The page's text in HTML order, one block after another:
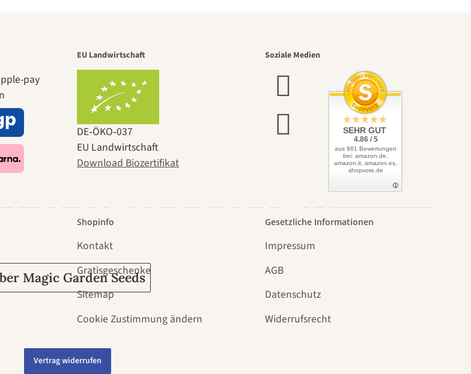
schönsten
uns selbst
den Garten
Magic Garden Seeds
EU Landwirtschaft
DE‑ÖKO‑037
EU Landwirtschaft
Download Biozertifikat
Soziale Medien
SEHR GUT
4.86 / 5
aus 861 Bewertungen
bei: amazon.de,
amazon.it, amazon.es,
shopvote.de
Shopinfo
Kontakt
Gratisgeschenke
Sitemap
Cookie Zustimmung ändern
Gesetzliche Informationen
Impressum
AGB
Datenschutz
Widerrufsrecht
Vertrag widerrufen